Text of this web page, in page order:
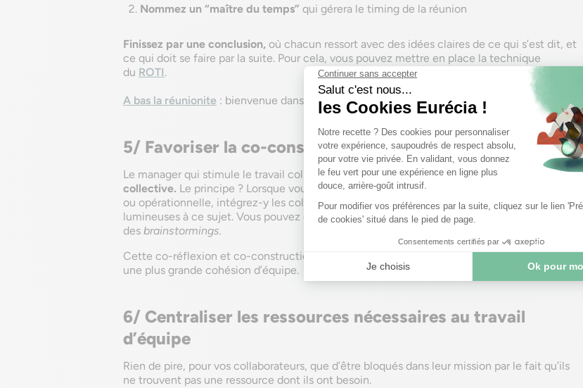
Nommez un “maître du temps” qui gérera le timing de la réunion
Finissez par une conclusion, où chacun ressort avec des idées claires de ce qui s’est dit, et
ce qui doit se faire par la suite. Pour cela, vous pouvez mettre en place la technique
du ROTI.
A bas la réunionite : bienvenue dans l’ère du travail en équipe productif !
5/ Favoriser la co-construction et la co-réflexion
Le manager qui stimule le travail collectif le fait en convoquant régulièrement
l’intelligence
collective. Le principe ? Lorsque vous devez prendre une décision, qu’elle soit stratégique
ou opérationnelle, intégrez-y les collaborateurs, et demandez-leur s’ils ont des idées
lumineuses à ce sujet. Vous pouvez également ponctuellement organiser
des brainstormings.
Cette co-réflexion et co-construction valorise les idées de chaque collaborateur, et crée
une plus grande cohésion d’équipe.
6/ Centraliser les ressources nécessaires au travail
d’équipe
Rien de pire, pour vos collaborateurs, que d’être bloqués dans leur mission par le fait qu’ils
ne trouvent pas une ressource dont ils ont besoin.